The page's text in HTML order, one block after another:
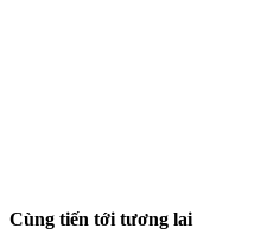
Cùng tiến tới tương lai